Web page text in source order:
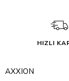
HIZLI
AXXION